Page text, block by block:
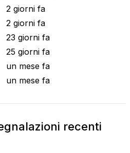
2 giorni fa
2 giorni fa
23 giorni fa
25 giorni fa
un mese fa
un mese fa
recenti